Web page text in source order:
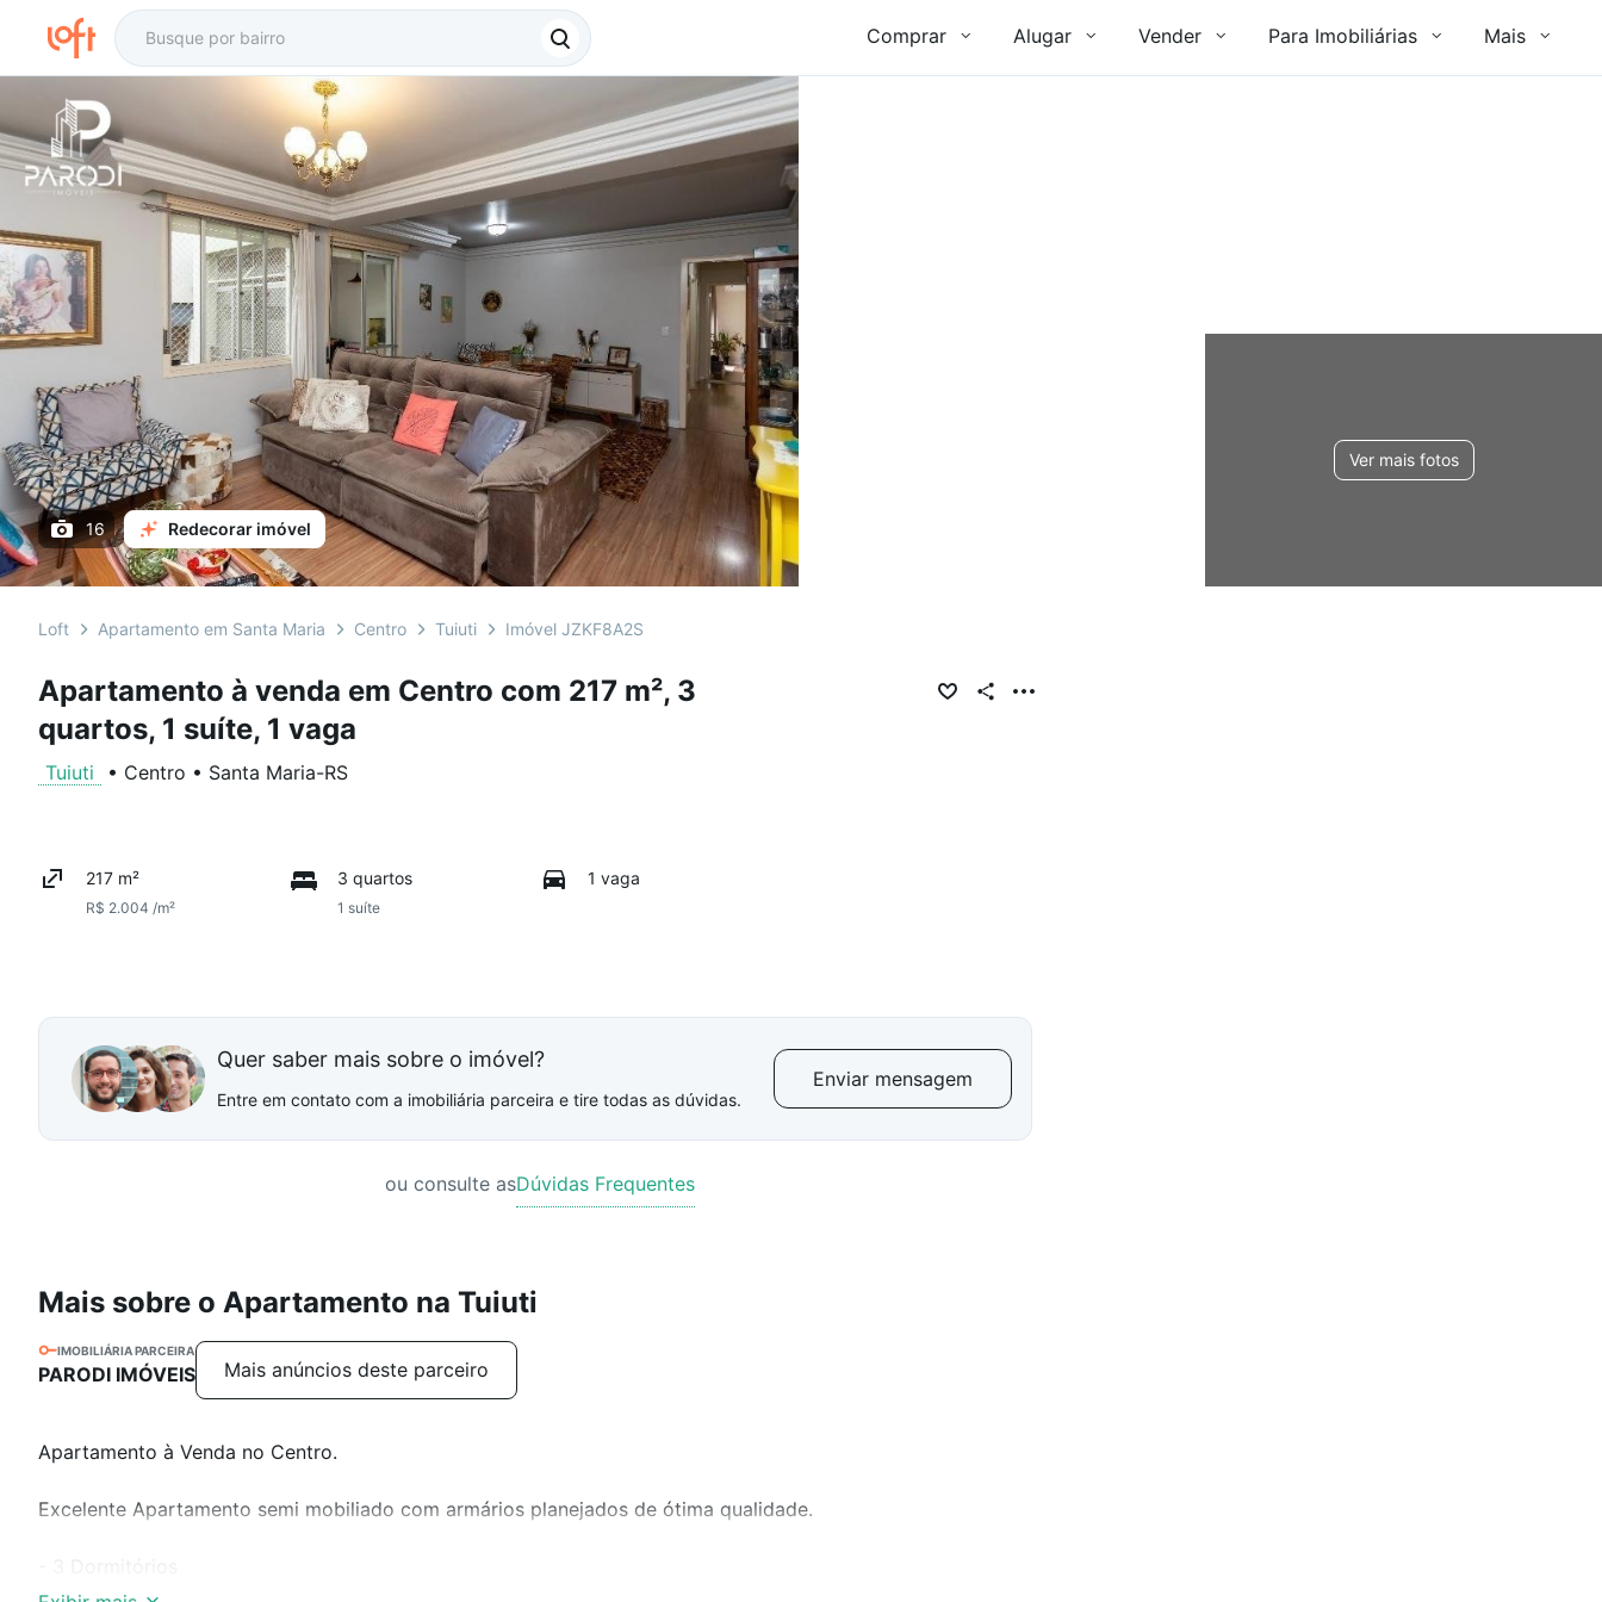
Comprar Alugar Vender Para Imobiliárias Mais
Ver mais fotos
16 Redecorar imóvel
Loft Apartamento em Santa Maria Centro Tuiuti Imóvel JZKF8A2S
Apartamento à venda em Centro com 217 m², 3
quartos, 1 suíte, 1 vaga
Tuiuti • Centro • Santa Maria-RS
217 m²
R$ 2.004 /m²
3 quartos
1 suíte
1 vaga
Quer saber mais sobre o imóvel?
Entre em contato com a imobiliária parceira e tire todas as dúvidas.
Enviar mensagem
ou consulte asDúvidas Frequentes
Mais sobre o Apartamento na Tuiuti
IMOBILIÁRIA PARCEIRA
PARODI IMÓVEIS Mais anúncios deste parceiro
Apartamento à Venda no Centro.
Excelente Apartamento semi mobiliado com armários planejados de ótima qualidade.
- Suíte